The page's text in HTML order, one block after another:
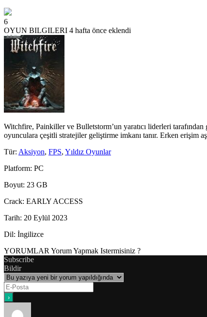
6
OYUN BILGILERI 4 hafta önce eklendi
Witchfire, Painkiller ve Bulletstorm’un yaratıcı liderleri
oyunculara çeşitli stratejiler geliştirme imkanı tanır. Erken erişim
Tür: Aksiyon, FPS, Yıldız Oyunlar
Platform: PC
Boyut: 23 GB
Crack: EARLY ACCESS
Tarih: 20 Eylül 2023
Dil: İngilizce
YORUMLAR Yorum Yapmak Istermisiniz ?
Subscribe
Bildir